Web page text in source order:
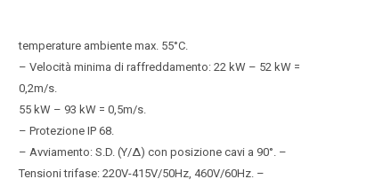
temperature ambiente max. 55°C.
– Velocità minima di raffreddamento: 22 kW – 52 kW =
0,2m/s.
55 kW – 93 kW = 0,5m/s.
– Protezione IP 68.
– Avviamento: S.D. (Y/∆) con posizione cavi a 90°. –
Tensioni trifase: 220V-415V/50Hz, 460V/60Hz. –